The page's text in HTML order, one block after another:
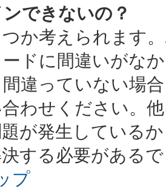
できないの？
か考えられます
ドに間違いがな
違っていない場
わせください。
が発生している
する必要がある
プ